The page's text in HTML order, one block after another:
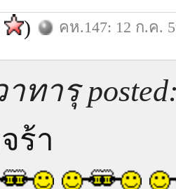
) คห.147: 12 ก.ค.
ทารุ
ร้า